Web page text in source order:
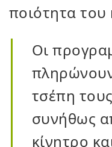
ποιότητα
Οι
τσέπη
συνήθως
κίνητρο